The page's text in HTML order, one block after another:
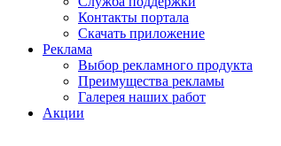
Контакты портала
Скачать приложение
Реклама
Выбор рекламного продукта
Преимущества рекламы
Галерея наших работ
Акции